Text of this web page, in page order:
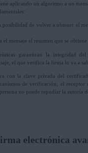
aplicando un algoritmo a un
posibilidad de volver a obtener el
el mensaje el resumen que se obtiene
garantizan la integridad
el que verifica la firma lo va a
con la clave privada del
de verificación, el receptor
no puede repudiar la autoría
electrónica